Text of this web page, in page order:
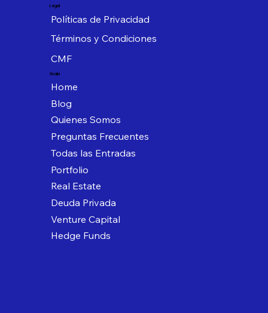
Legal
Políticas de Privacidad
Términos y Condiciones
CMF
Xcala
Home
Blog
Quienes Somos
Preguntas Frecuentes
Todas las Entradas
Portfolio
Real Estate
Deuda Privada
Venture Capital
Hedge Funds